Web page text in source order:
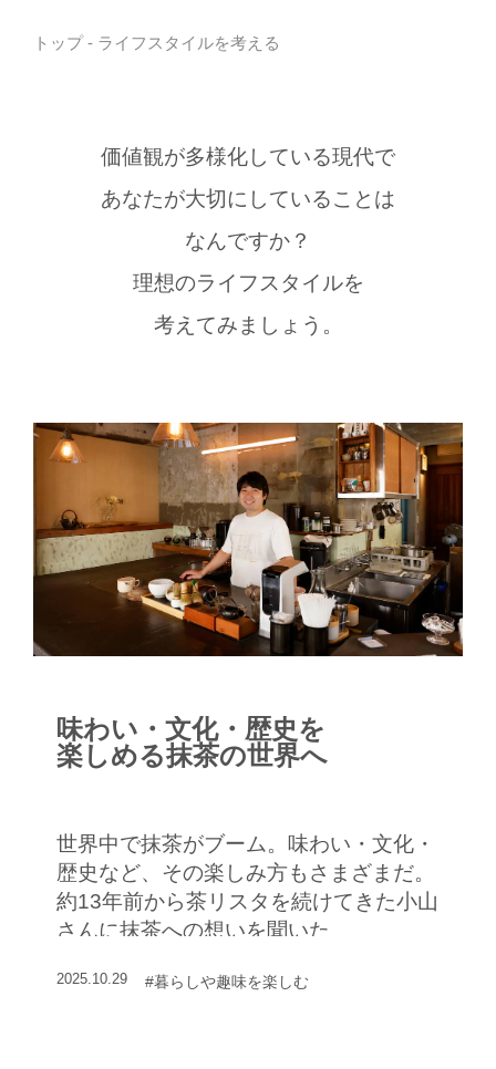
トップ- ライフスタイルを考える
価値観が多様化している現代で
あなたが大切にしていることは
なんですか？
理想のライフスタイルを
考えてみましょう。
味わい・文化・歴史を
楽しめる抹茶の世界へ
世界中で抹茶がブーム。味わい・文化・
歴史など、その楽しみ方もさまざまだ。
約13年前から茶リスタを続けてきた小山
さんに抹茶への想いを聞いた
2025.10.29 #暮らしや趣味を楽しむ